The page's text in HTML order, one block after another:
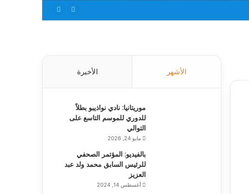
الأشهر الأخيرة
موريتانيا: نادي نواذيبو بطلاً
للدوري للموسم التاسع على
التوالي
مايو 24, 2026
بالفيديو: المؤتمر الصحفي
للرئيس السابق محمد ولد عبد
العزيز
أغسطس 14, 2024